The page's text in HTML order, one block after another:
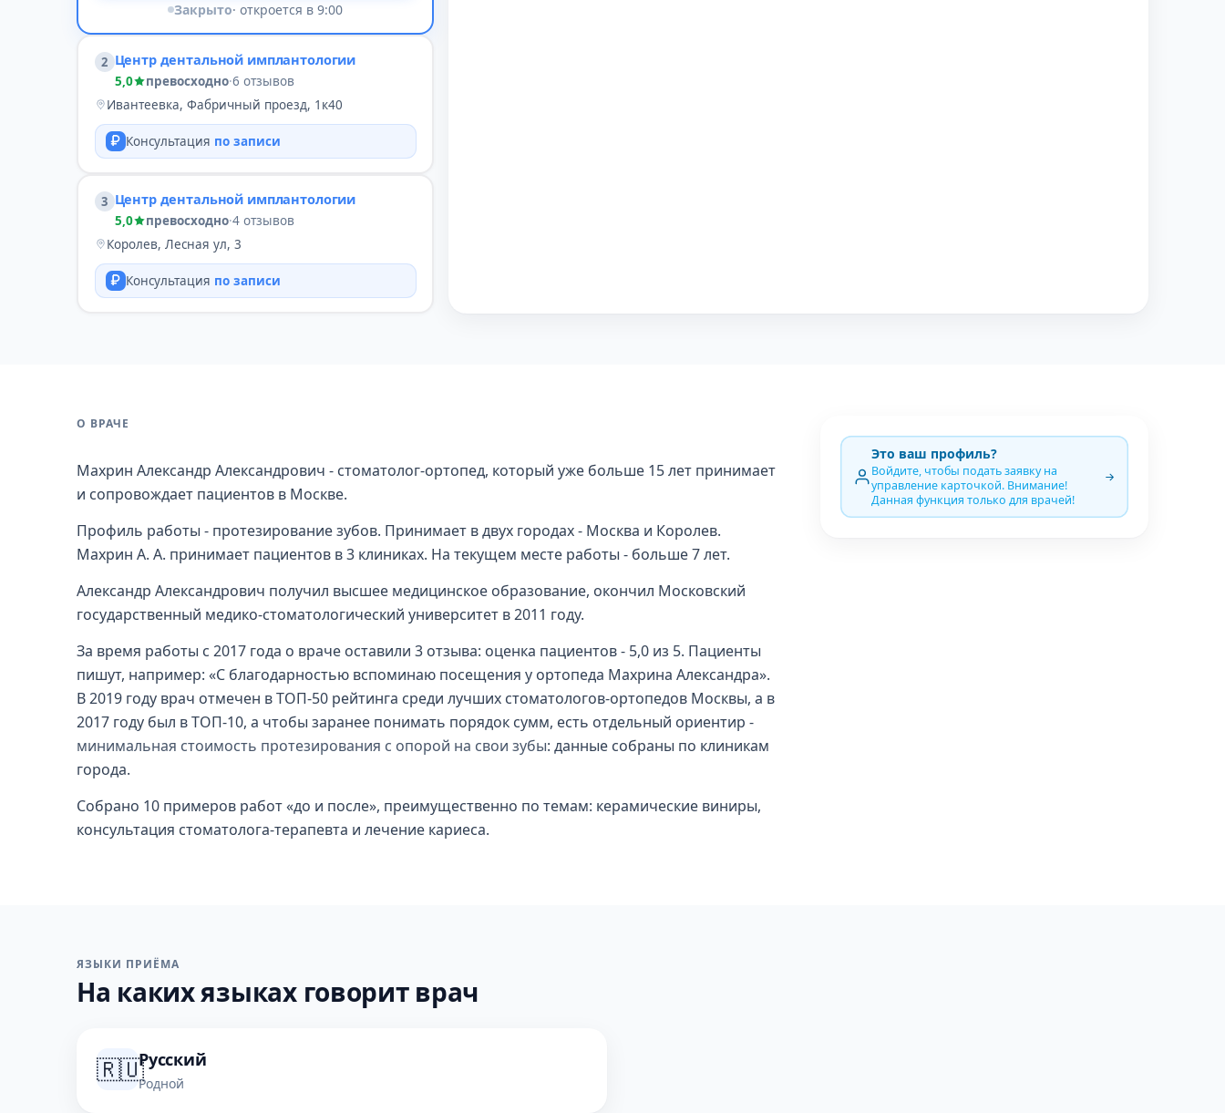
Закрыто· откроется в 9:00
2 Центр дентальной имплантологии
5,0 превосходно·6 отзывов
Ивантеевка, Фабричный проезд, 1к40
Консультация по записи
3 Центр дентальной имплантологии
5,0 превосходно·4 отзывов
Королев, Лесная ул, 3
Консультация по записи
О ВРАЧЕ
Махрин Александр Александрович - стоматолог-ортопед, который уже больше 15 лет принимает
и сопровождает пациентов в Москве.
Профиль работы - протезирование зубов. Принимает в двух городах - Москва и Королев.
Махрин А. А. принимает пациентов в 3 клиниках. На текущем месте работы - больше 7 лет.
Александр Александрович получил высшее медицинское образование, окончил Московский
государственный медико-стоматологический университет в 2011 году.
За время работы с 2017 года о враче оставили 3 отзыва: оценка пациентов - 5,0 из 5. Пациенты
пишут, например: «С благодарностью вспоминаю посещения у ортопеда Махрина Александра».
В 2019 году врач отмечен в ТОП-50 рейтинга среди лучших стоматологов-ортопедов Москвы, а в
2017 году был в ТОП-10, а чтобы заранее понимать порядок сумм, есть отдельный ориентир -
минимальная стоимость протезирования с опорой на свои зубы: данные собраны по клиникам
города.
Собрано 10 примеров работ «до и после», преимущественно по темам: керамические виниры,
консультация стоматолога-терапевта и лечение кариеса.
Это ваш профиль?
Войдите, чтобы подать заявку на
управление карточкой. Внимание!
Данная функция только для врачей!
ЯЗЫКИ ПРИЁМА
На каких языках говорит врач
🇷🇺Русский
Родной